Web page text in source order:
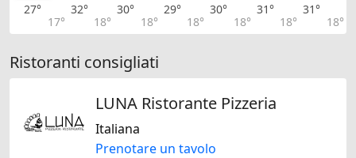
27°
17°
32°
18°
30°
18°
29°
18°
30°
18°
31°
18°
31°
18°
Ristoranti consigliati
LUNA Ristorante Pizzeria
Italiana
Prenotare un tavolo